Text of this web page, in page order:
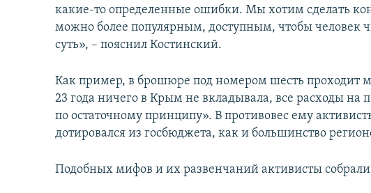
какие-то определенные ошибки. Мы хотим сделать
можно более популярным, доступным, чтобы человек
суть», – пояснил Костинский.
Как пример, в брошюре под номером шесть проходит
23 года ничего в Крым не вкладывала, все расходы на
по остаточному принципу». В противовес ему
дотировался из госбюджета, как и большинство
Подобных мифов и их развенчаний активисты собрали